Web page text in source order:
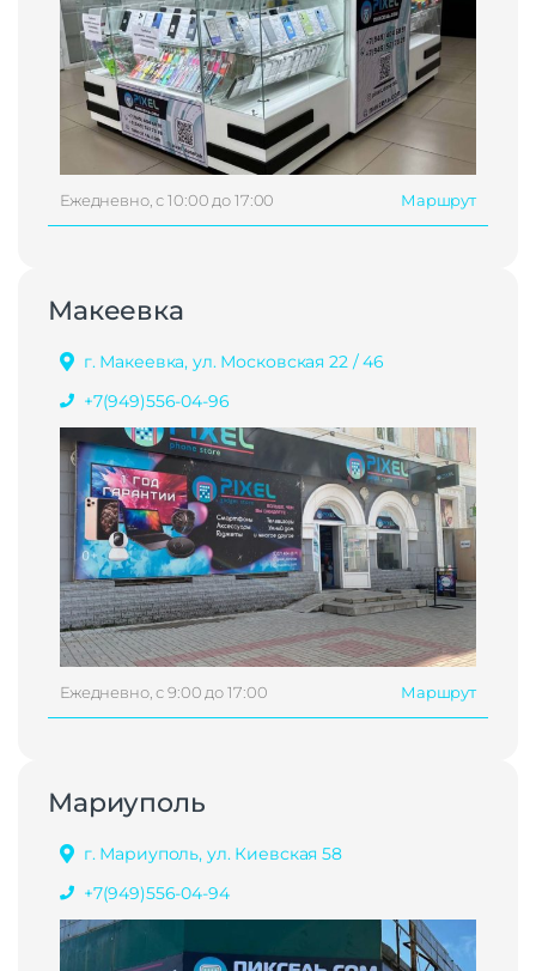
Ежедневно, с 10:00 до 17:00 Маршрут
Макеевка
г. Макеевка, ул. Московская 22 / 46
+7(949)556-04-96
Ежедневно, с 9:00 до 17:00 Маршрут
Мариуполь
г. Мариуполь, ул. Киевская 58
+7(949)556-04-94